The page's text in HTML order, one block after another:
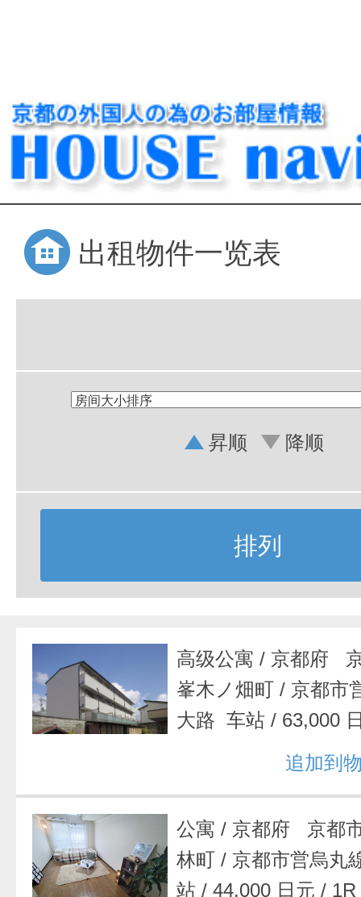
出租物件一览表
昇顺 降顺
排列
高级公寓/ 京都府
峯木ノ畑町/ 京都市
大路 车站/ 63,000
追加到
公寓/ 京都府 京都
林町/ 京都市営烏
站/44,000 日元/ 1R